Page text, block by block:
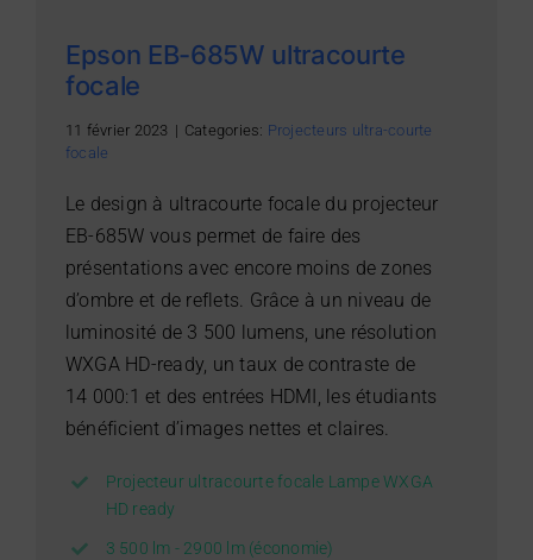
Epson EB-685W ultracourte
focale
11 février 2023 | Categories: Projecteurs ultra-courte
focale
Le design à ultracourte focale du projecteur
EB-685W vous permet de faire des
présentations avec encore moins de zones
d’ombre et de reflets. Grâce à un niveau de
luminosité de 3 500 lumens, une résolution
WXGA HD-ready, un taux de contraste de
14 000:1 et des entrées HDMI, les étudiants
bénéficient d’images nettes et claires.
Projecteur ultracourte focale Lampe WXGA
HD ready
3 500 lm - 2900 lm (économie)